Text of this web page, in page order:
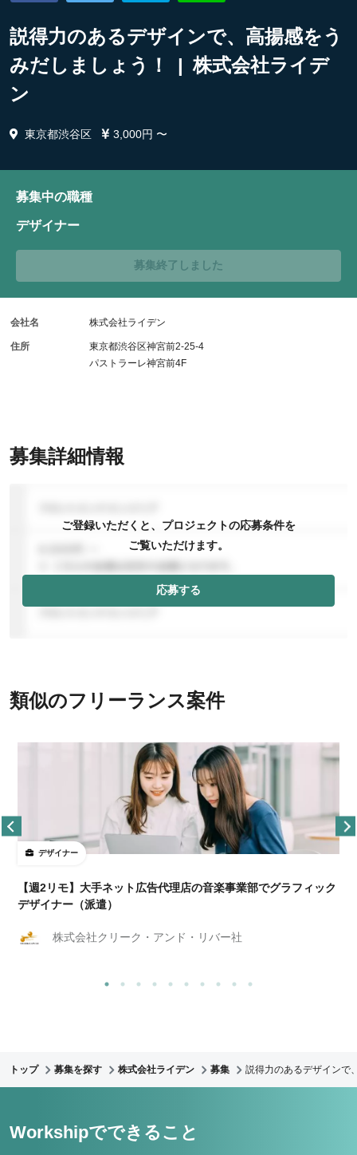
説得力のあるデザインで、高揚感をう
みだしましょう！ | 株式会社ライデ
ン
東京都渋谷区 3,000円 〜
募集詳細情報
ご登録いただくと、プロジェクトの応募条件を
ご覧いただけます。
応募する
募集中の職種
デザイナー
募集終了しました
会社名 株式会社ライデン
住所
東京都渋谷区神宮前2-25-4
パストラーレ神宮前4F
類似のフリーランス案件
デザイナー
【週2リモ】大手ネット広告代理店の音楽事業部でグラフィック
デザイナー（派遣）
株式会社クリーク・アンド・リバー社
トップ 募集を探す 株式会社ライデン 募集 説得力のあるデザインで
Workshipでできること